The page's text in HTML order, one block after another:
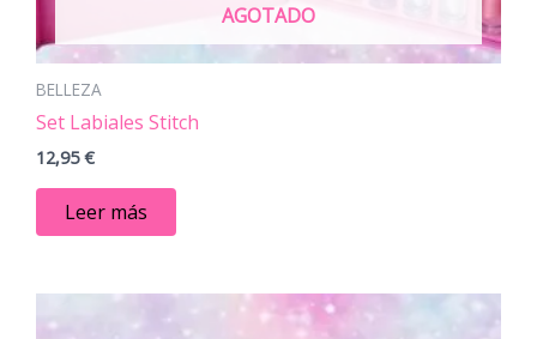
AGOTADO
BELLEZA
Set Labiales Stitch
12,95€
Leer más